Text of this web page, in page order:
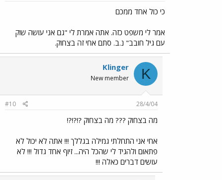
כי כול אחד ממכם
אמר לי משפט כזה. אתה אמרת לי "גם אני עושה שוק
עם גיל חובב" נ.ב. סתם אחי זה בצחוק.
K
Klinger
New member
28/4/04
#10
מה בצחוק ??? מה בצחוק ?!?!?!
אחי אני התחלתי גמילה בגללך !!! אתה לא יכול לא
פתאום ולהגיד לי שהכל היה... זיוף אחד גדול !!! לא
עושים דברים כאלה !!!